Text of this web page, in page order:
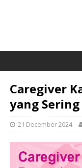
Caregiver
yang
21 December 2024